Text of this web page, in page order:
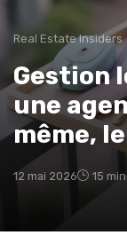
Real Estate Insiders
Gestion
une
même,
12 mai 2026 15